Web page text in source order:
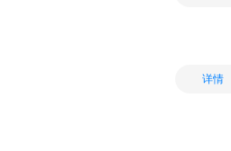
详情